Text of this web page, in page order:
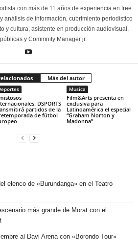
con más de 11 años de experiencia en free
análisis de información, cubrimiento periodístico
y cultura, asistente en producción audiovisual,
y Commnity Manager jr.
Más del autor
DSPORTS
partidos de la
de fútbol
Musica
Film&Arts presenta en
exclusiva para
Latinoamérica el especial
“Graham Norton y
Madonna”
elenco de «Burundanga» en el Teatro
más grande de Morat con el
al Davi Arena con «Borondo Tour»